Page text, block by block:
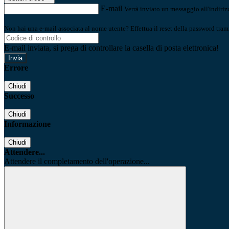
E-mail Verrà inviato un messaggio
Non hai una e-mail associata al nome utente? Effettua il reset della password
E-mail inviata, si prega di controllare la casella di posta elettronica!
Errore
Chiudi
Successo
Chiudi
Informazione
Chiudi
Attendere...
Attendere il completamento dell'operazione...